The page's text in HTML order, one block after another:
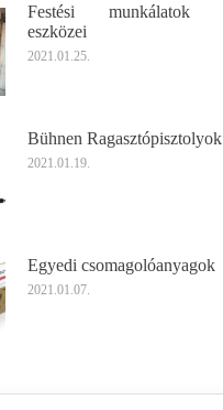
Festési munkálatok
eszközei
2021.01.25.
Bühnen Ragasztópisztolyok
2021.01.19.
Egyedi csomagolóanyagok
2021.01.07.